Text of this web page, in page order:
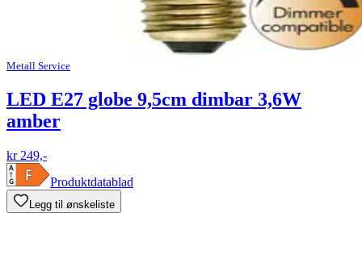
Metall Service
LED E27 globe 9,5cm dimbar 3,6W
amber
kr 249,-
Produktdatablad
Legg til ønskeliste